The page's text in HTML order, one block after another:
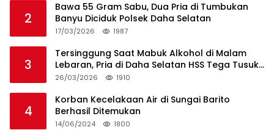
2
Bawa 55 Gram Sabu, Dua Pria di Tumbukan
Banyu Diciduk Polsek Daha Selatan
17/03/2026 1987
3
Tersinggung Saat Mabuk Alkohol di Malam
Lebaran, Pria di Daha Selatan HSS Tega Tusuk
Teman Sendiri
26/03/2026 1910
4
Korban Kecelakaan Air di Sungai Barito
Berhasil Ditemukan
14/06/2024 1800